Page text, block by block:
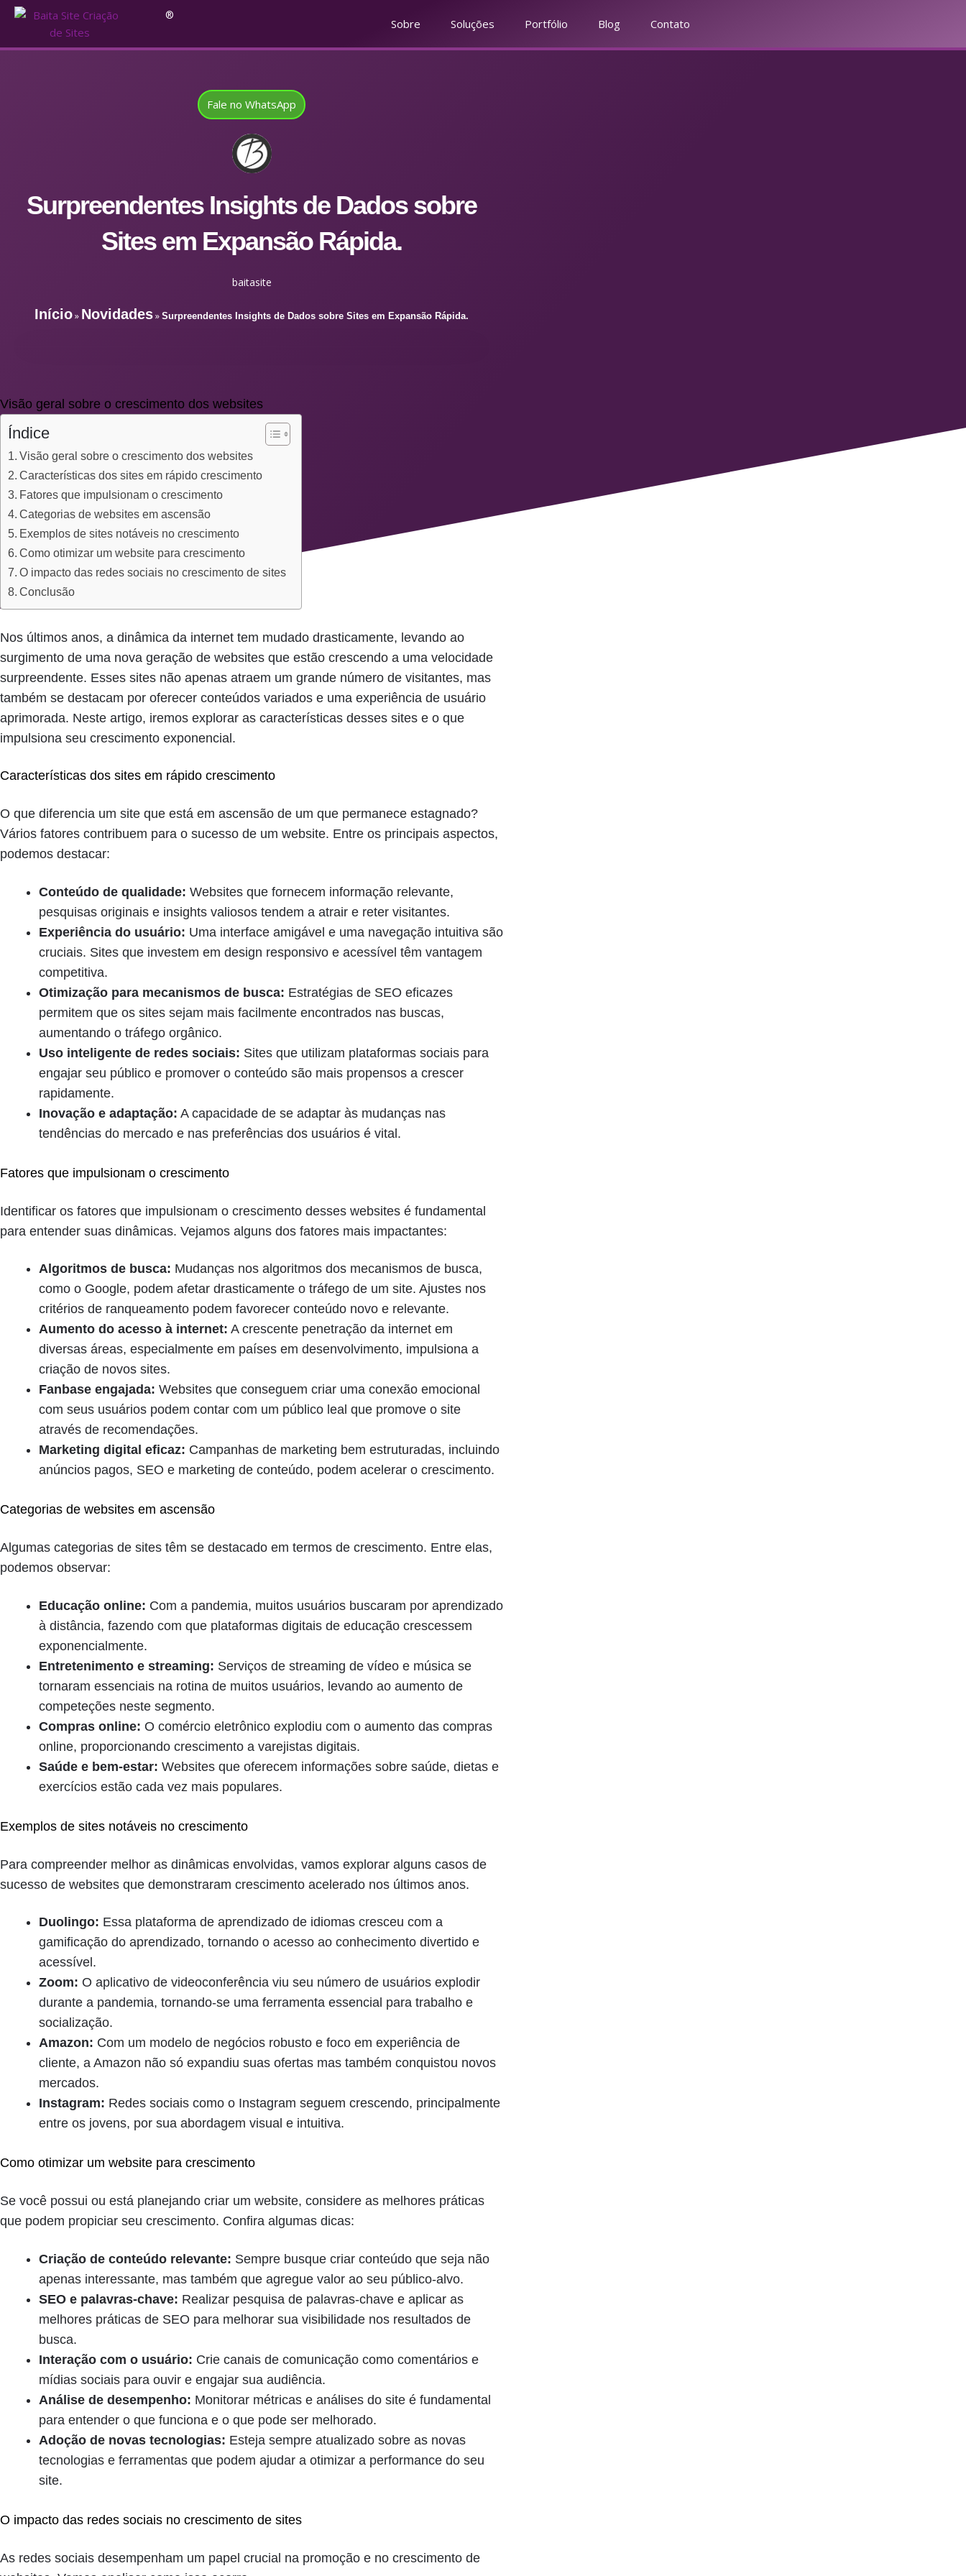
®
Sobre Soluções Portfólio Blog Contato
Fale no WhatsApp
Surpreendentes Insights de Dados sobre
Sites em Expansão Rápida.
baitasite
Início» Novidades» Surpreendentes Insights de Dados sobre Sites em Expansão Rápida.
Visão geral sobre o crescimento dos websites
Índice
Visão geral sobre o crescimento dos websites
Características dos sites em rápido crescimento
Fatores que impulsionam o crescimento
Categorias de websites em ascensão
Exemplos de sites notáveis no crescimento
Como otimizar um website para crescimento
O impacto das redes sociais no crescimento de sites
Conclusão
Nos últimos anos, a dinâmica da internet tem mudado drasticamente, levando ao
surgimento de uma nova geração de websites que estão crescendo a uma velocidade
surpreendente. Esses sites não apenas atraem um grande número de visitantes, mas
também se destacam por oferecer conteúdos variados e uma experiência de usuário
aprimorada. Neste artigo, iremos explorar as características desses sites e o que
impulsiona seu crescimento exponencial.
Características dos sites em rápido crescimento
O que diferencia um site que está em ascensão de um que permanece estagnado?
Vários fatores contribuem para o sucesso de um website. Entre os principais aspectos,
podemos destacar:
Conteúdo de qualidade: Websites que fornecem informação relevante,
pesquisas originais e insights valiosos tendem a atrair e reter visitantes.
Experiência do usuário: Uma interface amigável e uma navegação intuitiva são
cruciais. Sites que investem em design responsivo e acessível têm vantagem
competitiva.
Otimização para mecanismos de busca: Estratégias de SEO eficazes
permitem que os sites sejam mais facilmente encontrados nas buscas,
aumentando o tráfego orgânico.
Uso inteligente de redes sociais: Sites que utilizam plataformas sociais para
engajar seu público e promover o conteúdo são mais propensos a crescer
rapidamente.
Inovação e adaptação: A capacidade de se adaptar às mudanças nas
tendências do mercado e nas preferências dos usuários é vital.
Fatores que impulsionam o crescimento
Identificar os fatores que impulsionam o crescimento desses websites é fundamental
para entender suas dinâmicas. Vejamos alguns dos fatores mais impactantes:
Algoritmos de busca: Mudanças nos algoritmos dos mecanismos de busca,
como o Google, podem afetar drasticamente o tráfego de um site. Ajustes nos
critérios de ranqueamento podem favorecer conteúdo novo e relevante.
Aumento do acesso à internet: A crescente penetração da internet em
diversas áreas, especialmente em países em desenvolvimento, impulsiona a
criação de novos sites.
Fanbase engajada: Websites que conseguem criar uma conexão emocional
com seus usuários podem contar com um público leal que promove o site
através de recomendações.
Marketing digital eficaz: Campanhas de marketing bem estruturadas, incluindo
anúncios pagos, SEO e marketing de conteúdo, podem acelerar o crescimento.
Categorias de websites em ascensão
Algumas categorias de sites têm se destacado em termos de crescimento. Entre elas,
podemos observar:
Educação online: Com a pandemia, muitos usuários buscaram por aprendizado
à distância, fazendo com que plataformas digitais de educação crescessem
exponencialmente.
Entretenimento e streaming: Serviços de streaming de vídeo e música se
tornaram essenciais na rotina de muitos usuários, levando ao aumento de
competeções neste segmento.
Compras online: O comércio eletrônico explodiu com o aumento das compras
online, proporcionando crescimento a varejistas digitais.
Saúde e bem-estar: Websites que oferecem informações sobre saúde, dietas e
exercícios estão cada vez mais populares.
Exemplos de sites notáveis no crescimento
Para compreender melhor as dinâmicas envolvidas, vamos explorar alguns casos de
sucesso de websites que demonstraram crescimento acelerado nos últimos anos.
Duolingo: Essa plataforma de aprendizado de idiomas cresceu com a
gamificação do aprendizado, tornando o acesso ao conhecimento divertido e
acessível.
Zoom: O aplicativo de videoconferência viu seu número de usuários explodir
durante a pandemia, tornando-se uma ferramenta essencial para trabalho e
socialização.
Amazon: Com um modelo de negócios robusto e foco em experiência de
cliente, a Amazon não só expandiu suas ofertas mas também conquistou novos
mercados.
Instagram: Redes sociais como o Instagram seguem crescendo, principalmente
entre os jovens, por sua abordagem visual e intuitiva.
Como otimizar um website para crescimento
Se você possui ou está planejando criar um website, considere as melhores práticas
que podem propiciar seu crescimento. Confira algumas dicas:
Criação de conteúdo relevante: Sempre busque criar conteúdo que seja não
apenas interessante, mas também que agregue valor ao seu público-alvo.
SEO e palavras-chave: Realizar pesquisa de palavras-chave e aplicar as
melhores práticas de SEO para melhorar sua visibilidade nos resultados de
busca.
Interação com o usuário: Crie canais de comunicação como comentários e
mídias sociais para ouvir e engajar sua audiência.
Análise de desempenho: Monitorar métricas e análises do site é fundamental
para entender o que funciona e o que pode ser melhorado.
Adoção de novas tecnologias: Esteja sempre atualizado sobre as novas
tecnologias e ferramentas que podem ajudar a otimizar a performance do seu
site.
O impacto das redes sociais no crescimento de sites
As redes sociais desempenham um papel crucial na promoção e no crescimento de